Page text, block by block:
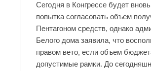
Сегодня в Конгрессе будет
попытка согласовать объем
Пентагоном средств, однако
Белого дома заявила, что
правом вето, если объем
допустимые рамки. До